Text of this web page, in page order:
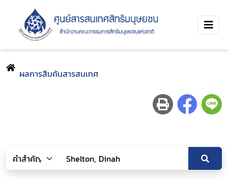
ผลการสืบค้นสารสนเทศ